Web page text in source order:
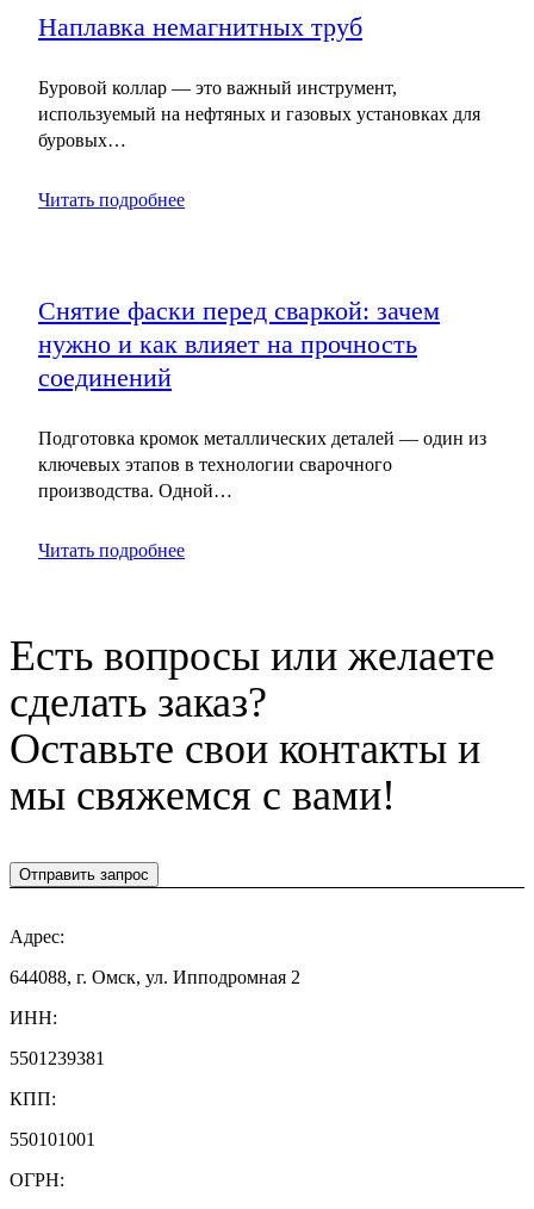
Наплавка немагнитных труб
Буровой коллар — это важный инструмент,
используемый на нефтяных и газовых установках для
буровых…
Читать подробнее
Снятие фаски перед сваркой: зачем
нужно и как влияет на прочность
соединений
Подготовка кромок металлических деталей — один из
ключевых этапов в технологии сварочного
производства. Одной…
Читать подробнее
Есть вопросы или желаете
сделать заказ?
Оставьте свои контакты и
мы свяжемся с вами!
Отправить запрос
Адрес:
644088, г. Омск, ул. Ипподромная 2
ИНН:
5501239381
КПП:
550101001
ОГРН: